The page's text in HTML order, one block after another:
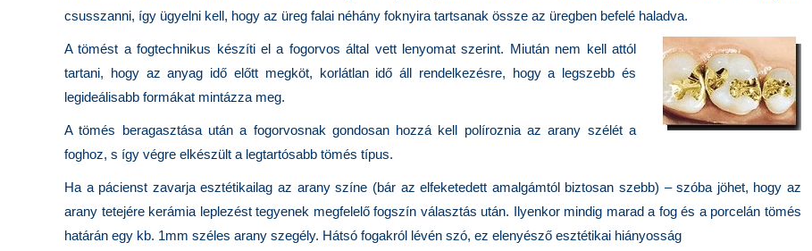
csusszanni, így ügyelni kell, hogy az üreg falai néhány foknyira tartsanak össze az üregben befelé haladva.
A tömést a fogtechnikus készíti el a fogorvos által vett lenyomat szerint. Miután nem kell attól
tartani, hogy az anyag idő előtt megköt, korlátlan idő áll rendelkezésre, hogy a legszebb és
legideálisabb formákat mintázza meg.
A tömés beragasztása után a fogorvosnak gondosan hozzá kell políroznia az arany szélét a
foghoz, s így végre elkészült a legtartósabb tömés típus.
Ha a pácienst zavarja esztétikailag az arany színe (bár az elfeketedett amalgámtól biztosan szebb) – szóba jöhet, hogy az
arany tetejére kerámia leplezést tegyenek megfelelő fogszín választás után. Ilyenkor mindig marad a fog és a porcelán tömés
határán egy kb. 1mm széles arany szegély. Hátsó fogakról lévén szó, ez elenyésző esztétikai hiányosság